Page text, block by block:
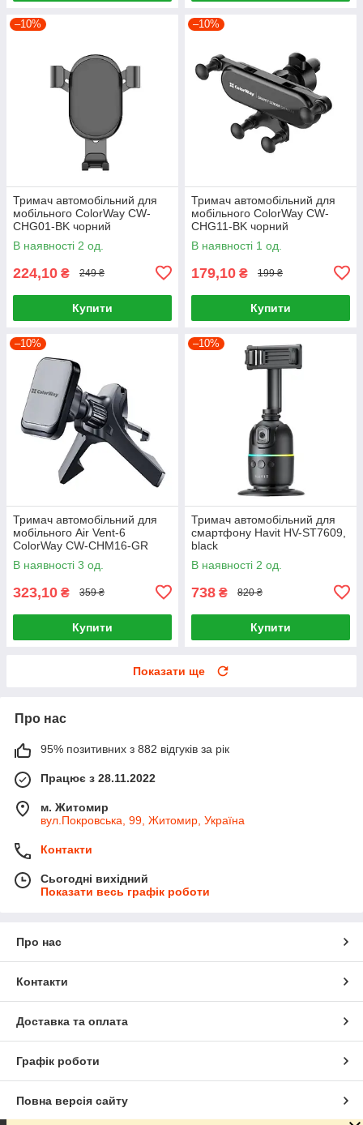
–10%
Тримач автомобільний для
мобільного ColorWay CW-
CHG01-BK чорний
В наявності 2 од.
224,10 ₴ 249 ₴
Купити
–10%
Тримач автомобільний для
мобільного ColorWay CW-
CHG11-BK чорний
В наявності 1 од.
179,10 ₴ 199 ₴
Купити
–10%
Тримач автомобільний для
мобільного Air Vent-6
ColorWay CW-CHM16-GR
магнітний сірий
В наявності 3 од.
323,10 ₴ 359 ₴
Купити
–10%
Тримач автомобільний для
смартфону Havit HV-ST7609,
black
В наявності 2 од.
738 ₴ 820 ₴
Купити
Показати ще
Про нас
95% позитивних з 882 відгуків за рік
Працює з 28.11.2022
м. Житомир
вул.Покровська, 99, Житомир, Україна
Контакти
Сьогодні вихідний
Показати весь графік роботи
Про нас
Контакти
Доставка та оплата
Графік роботи
Повна версія сайту